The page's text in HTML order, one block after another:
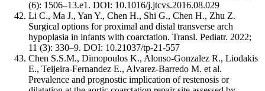
(6): 1506–13.e1. DOI: 10.1016/j.jtcvs.2016.08.029
Li C., Ma J., Yan Y., Chen H., Shi G., Chen H., Zhu Z.
Surgical options for proximal and distal transverse arch
hypoplasia in infants with coarctation. Transl. Pediatr. 2022;
11 (3): 330–9. DOI: 10.21037/tp-21-557
Chen S.S.M., Dimopoulos K., Alonso-Gonzalez R., Liodakis
E., Teijeira-Fernandez E., Alvarez-Barredo M. et al.
Prevalence and prognostic implication of restenosis or